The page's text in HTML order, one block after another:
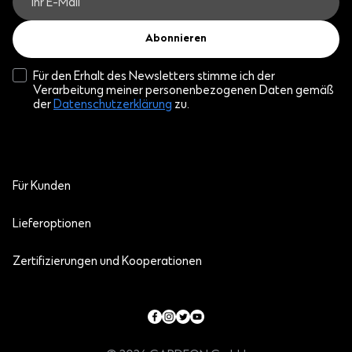
Abonnieren
Für den Erhalt des Newsletters stimme ich der
Verarbeitung meiner personenbezogenen Daten gemäß
derDatenschutzerklärung zu.
Für Kunden
Zertifizierungen und Kooperationen
Lieferoptionen